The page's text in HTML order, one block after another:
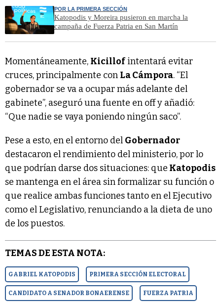
POR LA PRIMERA SECCIÓN
Katopodis y Moreira pusieron en marcha la
campaña de Fuerza Patria en San Martín
Momentáneamente, Kicillofintentará evitar
cruces, principalmente con La Cámpora. “El
gobernador se va a ocupar más adelante del
gabinete”, aseguró una fuente en off y añadió:
“Que nadie se vaya poniendo ningún saco”.
Pese a esto, en el entorno del Gobernador
destacaron el rendimiento del ministerio, por lo
que podrían darse dos situaciones: que Katopodis
se mantenga en el área sin formalizar su función o
que realice ambas funciones tanto en el Ejecutivo
como el Legislativo, renunciando a la dieta de uno
de los puestos.
TEMAS DE ESTA NOTA:
GABRIEL KATOPODIS PRIMERA SECCIÓN ELECTORAL
CANDIDATO A SENADOR BONAERENSE FUERZA PATRIA